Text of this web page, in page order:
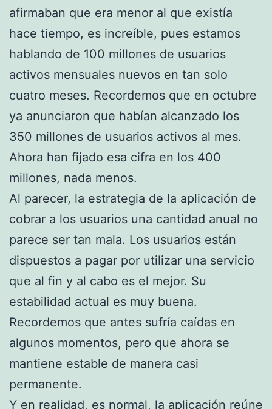
afirmaban que era menor al que existía
hace tiempo, es increíble, pues estamos
hablando de 100 millones de usuarios
activos mensuales nuevos en tan solo
cuatro meses. Recordemos que en octubre
ya anunciaron que habían alcanzado los
350 millones de usuarios activos al mes.
Ahora han fijado esa cifra en los 400
millones, nada menos.
Al parecer, la estrategia de la aplicación de
cobrar a los usuarios una cantidad anual no
parece ser tan mala. Los usuarios están
dispuestos a pagar por utilizar una servicio
que al fin y al cabo es el mejor. Su
estabilidad actual es muy buena.
Recordemos que antes sufría caídas en
algunos momentos, pero que ahora se
mantiene estable de manera casi
permanente.
Y en realidad, es normal, la aplicación reúne